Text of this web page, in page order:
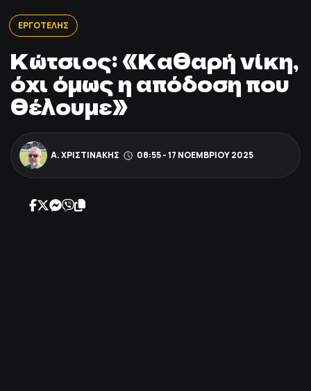
ΠΟΔΟΣΦΑΙΡΟ
ΑΛΛΑ ΣΠΟΡ
PRIME ZONE
ΕΠΙΚΑΙΡΟΤΗΤΑ
ΠΡΟΓΡΑΜΜΑ
ΒΑΘΜΟΛΟΓΙΕΣ
ΕΡΓΟΤΕΛΗΣ
Κώτσιος: «Καθαρή νίκη,
όχι όμως η απόδοση που
θέλουμε»
Α. ΧΡΙΣΤΙΝΆΚΗΣ 08:55 - 17 ΝΟΕΜΒΡΊΟΥ 2025